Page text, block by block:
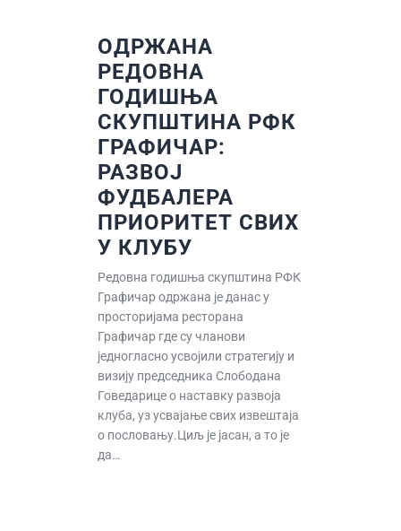
ОДРЖАНА
РЕДОВНА
ГОДИШЊА
СКУПШТИНА РФК
ГРАФИЧАР:
РАЗВОЈ
ФУДБАЛЕРА
ПРИОРИТЕТ СВИХ
У КЛУБУ
Редовна годишња скупштина РФК
Графичар одржана је данас у
просторијама ресторана
Графичар где су чланови
једногласно усвојили стратегију и
визију председника Слободана
Говедарице о наставку развоја
клуба, уз усвајање свих извештаја
о пословању.Циљ је јасан, а то је
да…